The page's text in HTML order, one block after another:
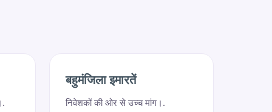
बहुमंजिला इमारतें
निवेशकों की ओर से उच्च मांग।.